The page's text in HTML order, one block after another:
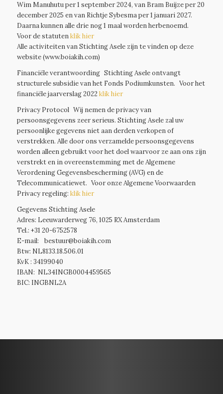
Wim Manuhutu per 1 september 2024, van Bram Buijze per 20
december 2025 en van Richtje Sybesma per 1 januari 2027.
Daarna kunnen alle drie nog 1 maal worden herbenoemd.
Voor de statutenklik hier
Alle activiteiten van Stichting Asele zijn te vinden op deze
website (www.boiakih.com)
Financiële verantwoording Stichting Asele ontvangt
structurele subsidie van het Fonds Podiumkunsten. Voor het
financiële jaarverslag 2022 klik hier
Privacy Protocol Wij nemen de privacy van
persoonsgegevens zeer serieus. Stichting Asele zal uw
persoonlijke gegevens niet aan derden verkopen of
verstrekken. Alle door ons verzamelde persoonsgegevens
worden alleen gebruikt voor het doel waarvoor ze aan ons zijn
verstrekt en in overeenstemming met de Algemene
Verordening Gegevensbescherming (AVG) en de
Telecommunicatiewet. Voor onze Algemene Voorwaarden
Privacy regeling: klik hier
Gegevens Stichting Asele
Adres: Leeuwarderweg 76, 1025 RX Amsterdam
Tel.: +31 20-6752578
E-mail: bestuur@boiakih.com
Btw: NL8133.18.506.01
KvK : 34199040
IBAN: NL34INGB0004459565
BIC: INGBNL2A